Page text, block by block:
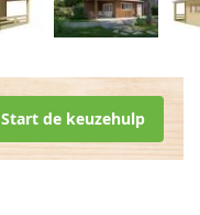
Start de keuzehulp